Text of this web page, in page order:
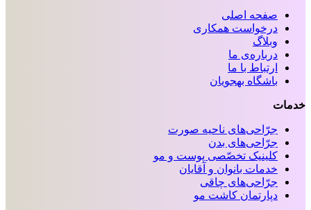
صفحه اصلی
درخواست همکاری
وبلاگ
درباره‌ی ما
ارتباط با ما
باشگاه بهجویان
خدمات
جرّاحی‌های ناحیه‌ صورت
جرّاحی‌های بدن
کلینیک تخصّصی پوست و مو
خدمات بانوان و آقایان
جرّاحی‌های چاقی
دپارتمان کاشت مو